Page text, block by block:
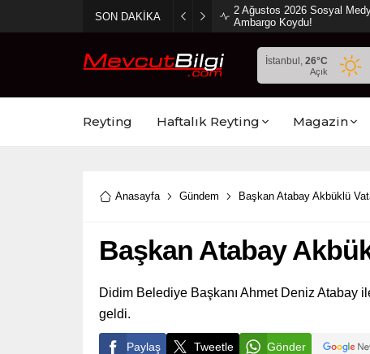
SON DAKİKA
2 Ağustos 2026 Sosyal
Ambargo Koydu!
İstanbul, 26°C
Açık
Reyting Haftalık Reyting Magazin
Anasayfa Gündem Başkan Atabay Akbüklü
Başkan Atabay
Didim Belediye Başkanı Ahmet Deniz Atabay
geldi.
Paylaş Tweetle Gönder